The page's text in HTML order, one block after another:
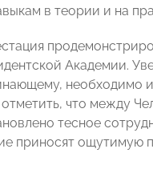
в теории и на
Академии.
необходимо
отметить, что между
тесное
приносят ощутимую